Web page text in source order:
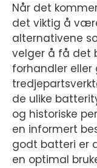
Når det
det viktig å
alternativene
velger å få det
forhandler
de ulike
og historiske
en informert
godt batteri er
en optimal